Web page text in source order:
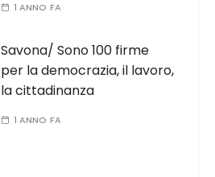
1 ANNO FA
Savona/ Sono 100 firme
per la democrazia, il lavoro,
la cittadinanza
1 ANNO FA